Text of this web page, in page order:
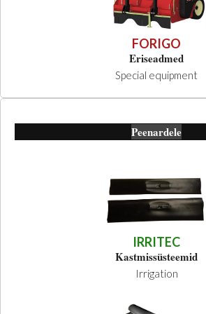
FORIGO
Eriseadmed
Special equipment
Peenardele
IRRITEC
Kastmissüsteemid
Irrigation